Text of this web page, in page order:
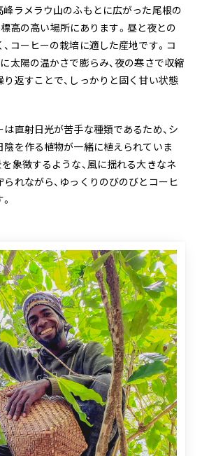
ラメラウ山のふもとに広がった尾根の
高の高い場所にあります。昼と夜との
コーヒーの栽培に適した産地です。コ
太陽の温かさで膨らみ、夜の寒さで収縮
返すことで、しっかりと固く甘い状態
直射日光が苦手な種類であるため、シ
陰を作る植物が一緒に植えられていま
象徴するような、風に揺れる大きなネ
れながら、ゆっくりのびのびとコーヒ